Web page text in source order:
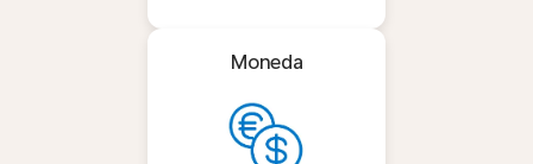
Moneda